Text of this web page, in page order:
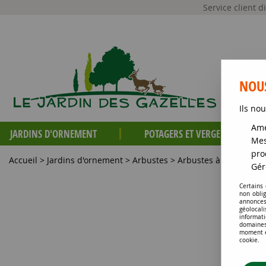
Service client
JARDINS D'ORNEMENT POTAGERS ET VERGERS
Accueil > Jardins d'ornement > Arbustes > Arbustes à intérêt
Ils
Certains
non
moment
cookie.